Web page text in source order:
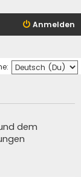
Anmelden
dem